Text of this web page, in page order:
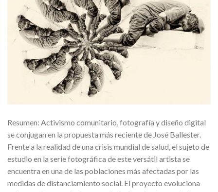
Resumen: Activismo comunitario, fotografía y diseño digital
se conjugan en la propuesta más reciente de José Ballester.
Frente a la realidad de una crisis mundial de salud, el sujeto de
estudio en la serie fotográfica de este versátil artista se
encuentra en una de las poblaciones más afectadas por las
medidas de distanciamiento social. El proyecto evoluciona